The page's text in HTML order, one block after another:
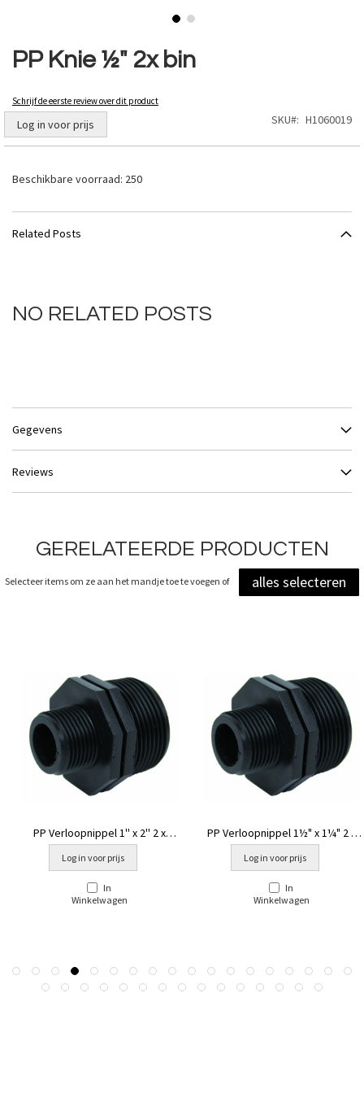
PP Knie ½" 2x bin
Schrijf de eerste review over dit product
Log in voor prijs SKU H1060019
Beschikbare voorraad: 250
naar
het
van
afbeeldingen-
gallerij
Related Posts
NO RELATED POSTS
Gegevens
Reviews
GERELATEERDE PRODUCTEN
Selecteer items om ze aan het mandje toe te voegen of alles selecteren
PP Verloopnippel 1'' x 2'' 2 x
buitendraad
Log in voor prijs
In
Winkelwagen
PP Verloopnippel 1½" x 1¼" 2 x
buitendraad
Log in voor prijs
In
Winkelwagen